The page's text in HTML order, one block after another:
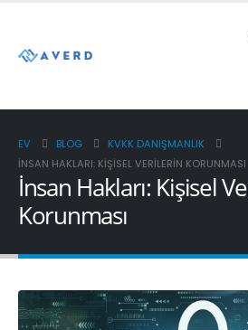
EV BLOG
KVKK DANIŞMANLIK
İNSAN HAKLARI: KIŞISEL VERILERIN KORUNMASI
İnsan Hakları: Kişisel
Korunması